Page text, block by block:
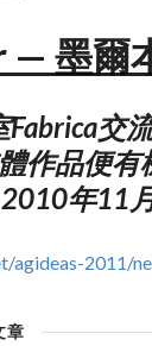
— 墨爾
交
作品便
年11
agideas-2011/
章